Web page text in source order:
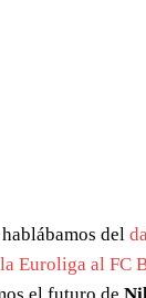
del
Euroliga al FC